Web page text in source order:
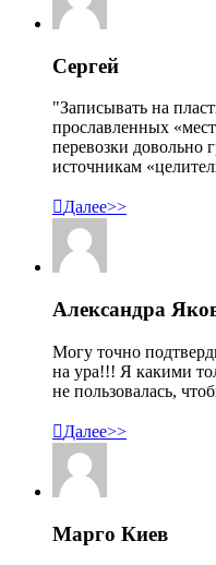
Сергей
"Записывать на
прославленных
перевозки довольно
источникам
Далее>>
Александра
Могу точно
на ура!!! Я какими
не пользовалась,
Далее>>
Марго Киев